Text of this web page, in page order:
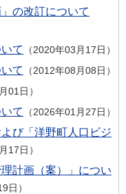
の改訂について
て 2020年03月17日
て 2012年08月08日
01日
て 2026年01月27日
び「洋野町人口ビジ
17日
計画（案）」につい
日